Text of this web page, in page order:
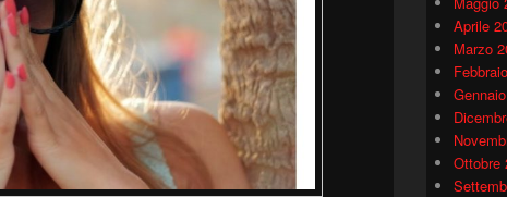
Aprile
Marzo
Ottobre